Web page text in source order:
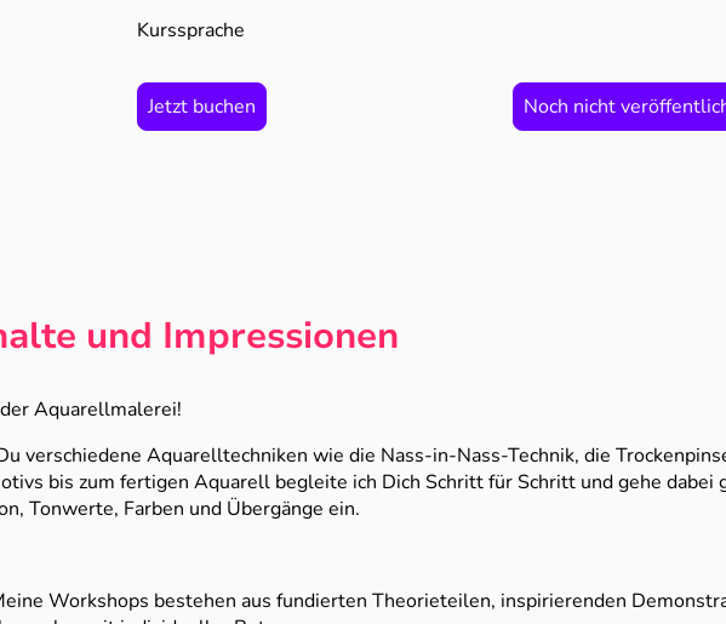
Kurssprache
Jetzt buchen Noch nicht
und Impressionen
Aquarellmalerei!
verschiedene Aquarelltechniken wie die Nass-in-Nass-Technik, die
bis zum fertigen Aquarell begleite ich Dich Schritt für Schritt und gehe dabei
Tonwerte, Farben und Übergänge ein.
Workshops bestehen aus fundierten Theorieteilen, inspirierenden